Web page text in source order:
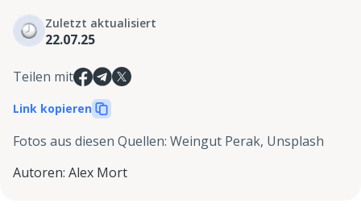
Zuletzt aktualisiert
22.07.25
Teilen mit
Link kopieren
Fotos aus diesen Quellen: Weingut Perak, Unsplash
Autoren: Alex Mort